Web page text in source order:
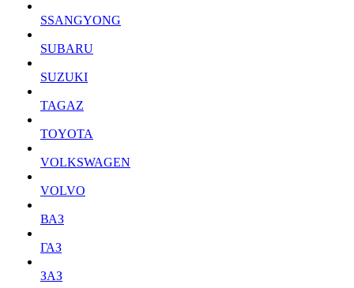
SSANGYONG
SUBARU
SUZUKI
TAGAZ
TOYOTA
VOLKSWAGEN
VOLVO
ВАЗ
ГАЗ
ЗАЗ